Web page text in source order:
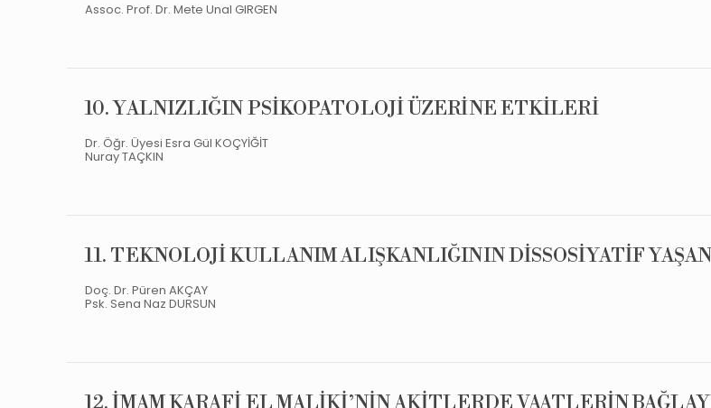
Assoc. Prof. Dr. Mete Unal GIRGEN
10. YALNIZLIĞIN PSİKOPATOLOJİ ÜZERİNE ETKİLERİ
Dr. Öğr. Üyesi Esra Gül KOÇYİĞİT
Nuray TAÇKIN
11. TEKNOLOJİ KULLANIM ALIŞKANLIĞININ DİSSOSİYATİF
Doç. Dr. Püren AKÇAY
Psk. Sena Naz DURSUN